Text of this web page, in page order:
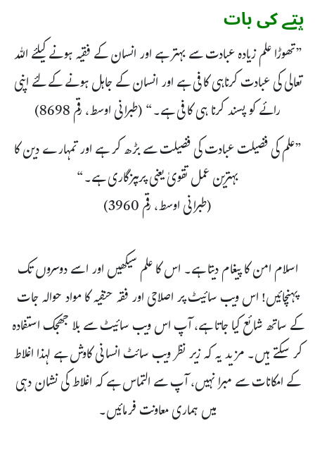
پتے کی بات
”تھوڑا علم زیادہ عبادت سے بہتر ہے اور انسان کے فقیہ ہونے کیلئے اللہ
تعالی کی عبادت کرناہی کافی ہے اور انسان کے جاہل ہونے کے لئے اپنی
رائے کو پسند کرنا ہی کافی ہے۔“ (طبرانی اوسط، رقم 8698)
”علم کی فضیلت عبادت کی فضیلت سے بڑھ کر ہے اور تمہارے دین کا
بہترین عمل تقویٰ یعنی پرہیزگاری ہے۔“
(طبرانی اوسط، رقم 3960)
اسلام امن کا پیغام دیتا ہے۔ اس کا علم سیکھیں اور اسے دوسروں تک
پہنچائیں! اس ویب سائیٹ پر اصلاحی اور فقہ حنفیہ کا مواد حوالہ جات
کے ساتھ شائع کیا جاتا ہے، آپ اس ویب سائیٹ سے بلا جھجک استفادہ
کر سکتے ہیں۔ مزید یہ کہ زیر نظر ویب سائٹ انسانی کاوش ہے لہذا اغلاط
کے امکانات سے مبرا نہیں، آپ سے التماس ہے کہ اغلاط کی نشان دہی
میں ہماری معاونت فرمائیں۔